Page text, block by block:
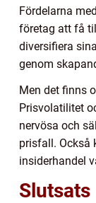
Fördelarna
företag att få
diversifiera
genom
Men det finns
Prisvolatilitet
nervösa och
prisfall. Också
insiderhandel
Slutsats